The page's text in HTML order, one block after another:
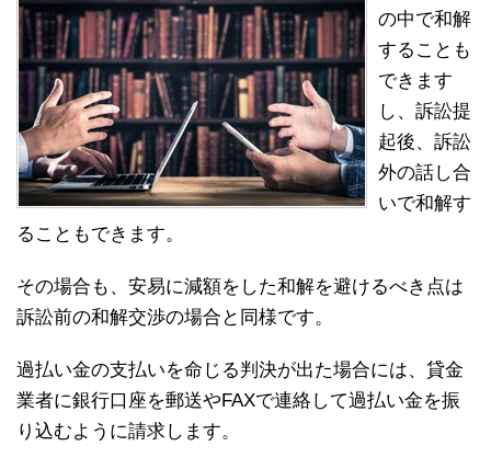
の中で和解
することも
できます
し、訴訟提
起後、訴訟
外の話し合
いで和解す
ることもできます。
その場合も、安易に減額をした和解を避けるべき点は
訴訟前の和解交渉の場合と同様です。
過払い金の支払いを命じる判決が出た場合には、貸金
業者に銀行口座を郵送やFAXで連絡して過払い金を振
り込むように請求します。